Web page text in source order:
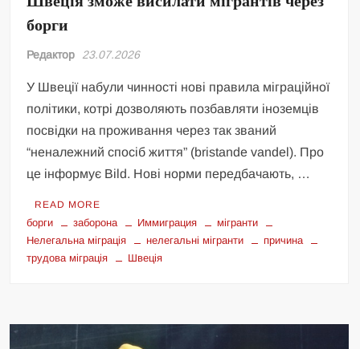
борги
Редактор 23.07.2026
У Швеції набули чинності нові правила міграційної
політики, котрі дозволяють позбавляти іноземців
посвідки на проживання через так званий
“неналежний спосіб життя” (bristande vandel). Про
це інформує Bild. Нові норми передбачають, …
READ MORE
борги заборона Иммиграция
мігранти
Нелегальна міграція
нелегальні мігранти
причина
трудова міграція
Швеція